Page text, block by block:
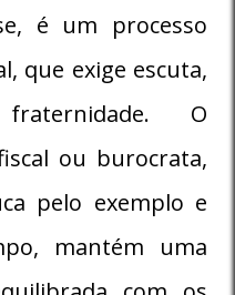
é um processo
que exige escuta,
O
ou burocrata,
pelo exemplo e
mantém uma